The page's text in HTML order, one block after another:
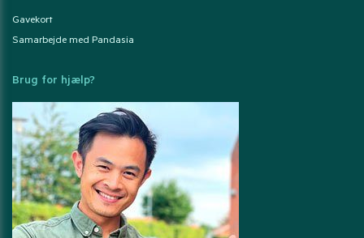
Gavekort
Samarbejde med Pandasia
Brug for hjælp?